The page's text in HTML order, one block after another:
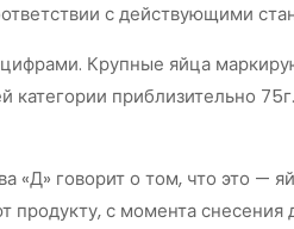
с действующими
Крупные яйца
приблизительно
говорит о том, что это —
продукту, с момента снесения